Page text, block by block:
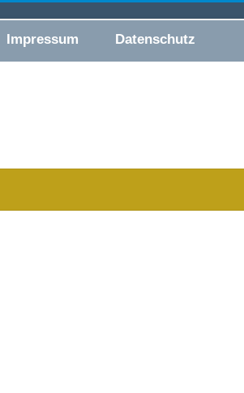
Impressum Datenschutz